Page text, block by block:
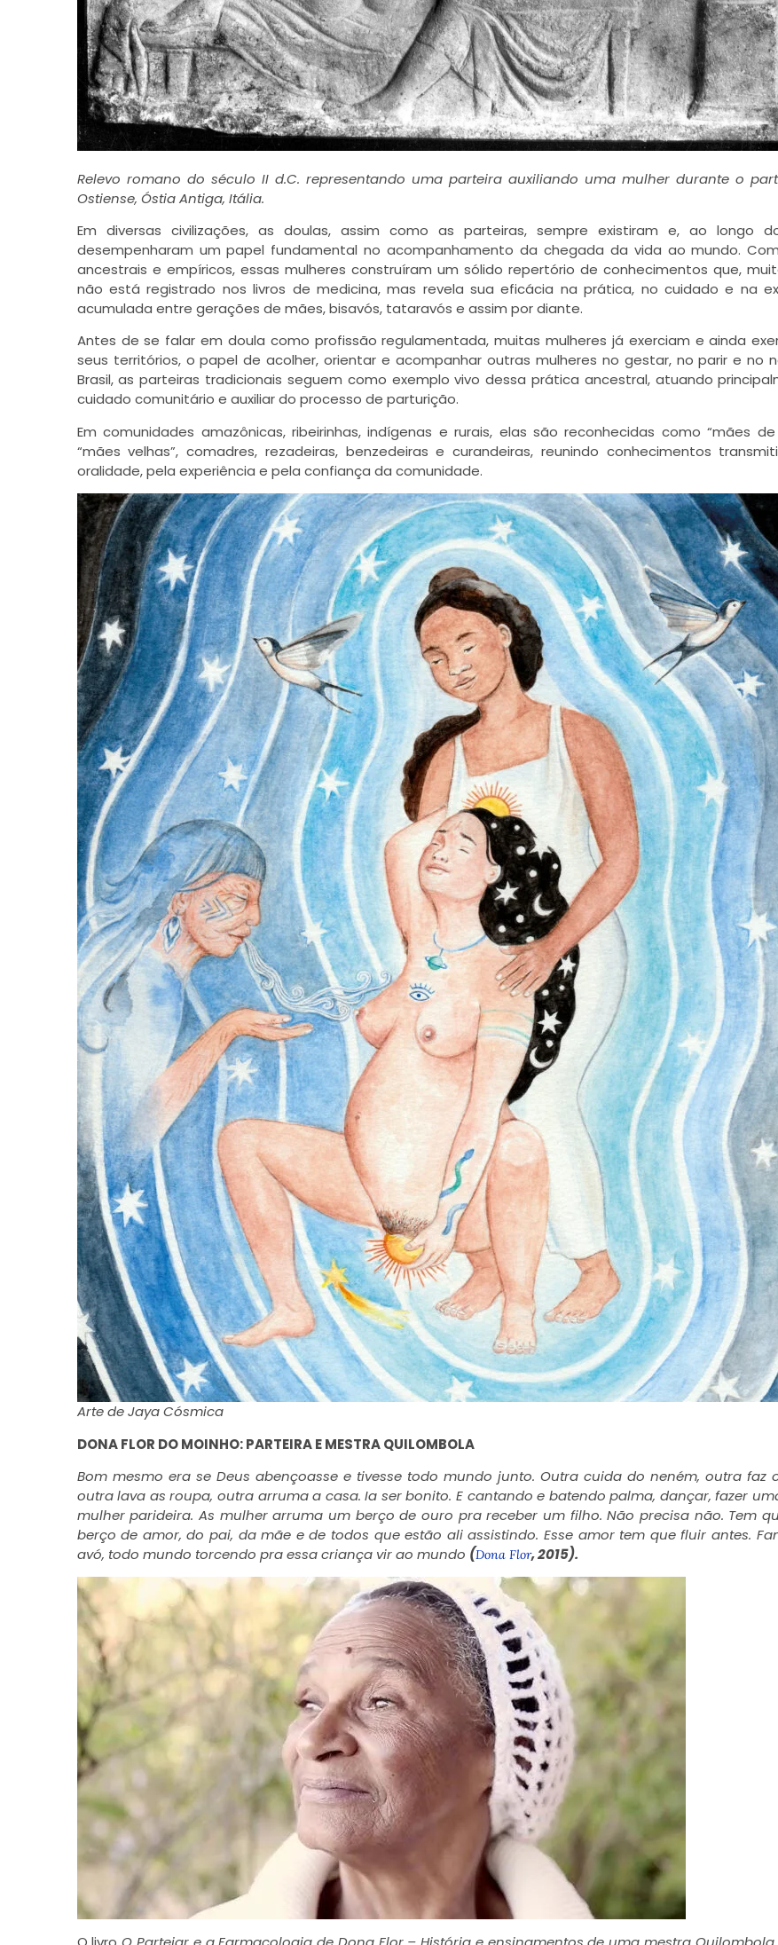
Relevo romano do século II d.C. representando uma parteira auxiliando uma mulher durante o
Ostiense, Óstia Antiga, Itália.
Em diversas civilizações, as doulas, assim como as parteiras, sempre existiram e, ao longo
desempenharam um papel fundamental no acompanhamento da chegada da vida ao mundo.
ancestrais e empíricos, essas mulheres construíram um sólido repertório de conhecimentos que,
não está registrado nos livros de medicina, mas revela sua eficácia na prática, no cuidado e na
acumulada entre gerações de mães, bisavós, tataravós e assim por diante.
Antes de se falar em doula como profissão regulamentada, muitas mulheres já exerciam e ainda
seus territórios, o papel de acolher, orientar e acompanhar outras mulheres no gestar, no parir e no
Brasil, as parteiras tradicionais seguem como exemplo vivo dessa prática ancestral, atuando
cuidado comunitário e auxiliar do processo de parturição.
Em comunidades amazônicas, ribeirinhas, indígenas e rurais, elas são reconhecidas como “mães de
“mães velhas”, comadres, rezadeiras, benzedeiras e curandeiras, reunindo conhecimentos
oralidade, pela experiência e pela confiança da comunidade.
Arte de Jaya Cósmica
DONA FLOR DO MOINHO: PARTEIRA E MESTRA QUILOMBOLA
Bom mesmo era se Deus abençoasse e tivesse todo mundo junto. Outra cuida do neném, outra faz
outra lava as roupa, outra arruma a casa. Ia ser bonito. E cantando e batendo palma, dançar, fazer
mulher parideira. As mulher arruma um berço de ouro pra receber um filho. Não precisa não. Tem
berço de amor, do pai, da mãe e de todos que estão ali assistindo. Esse amor tem que fluir antes.
avó, todo mundo torcendo pra essa criança vir ao mundo (Dona Flor, 2015).